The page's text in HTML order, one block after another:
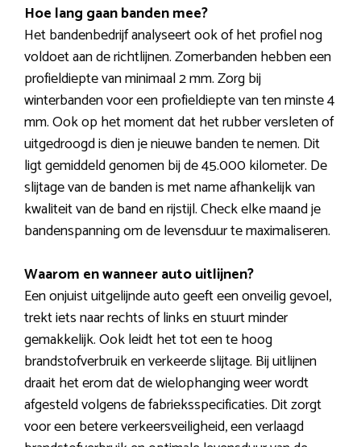
Hoe lang gaan banden mee?
Het bandenbedrijf analyseert ook of het profiel nog
voldoet aan de richtlijnen. Zomerbanden hebben een
profieldiepte van minimaal 2 mm. Zorg bij
winterbanden voor een profieldiepte van ten minste 4
mm. Ook op het moment dat het rubber versleten of
uitgedroogd is dien je nieuwe banden te nemen. Dit
ligt gemiddeld genomen bij de 45.000 kilometer. De
slijtage van de banden is met name afhankelijk van
kwaliteit van de band en rijstijl. Check elke maand je
bandenspanning om de levensduur te maximaliseren.
Waarom en wanneer auto uitlijnen?
Een onjuist uitgelijnde auto geeft een onveilig gevoel,
trekt iets naar rechts of links en stuurt minder
gemakkelijk. Ook leidt het tot een te hoog
brandstofverbruik en verkeerde slijtage. Bij uitlijnen
draait het erom dat de wielophanging weer wordt
afgesteld volgens de fabrieksspecificaties. Dit zorgt
voor een betere verkeersveiligheid, een verlaagd